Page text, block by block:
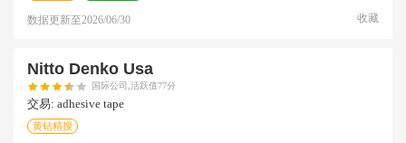
数据更新至2026/06/30 收藏
Nitto Denko Usa
国际公司,活跃值77分
交易: adhesive tape
黄钻精搜